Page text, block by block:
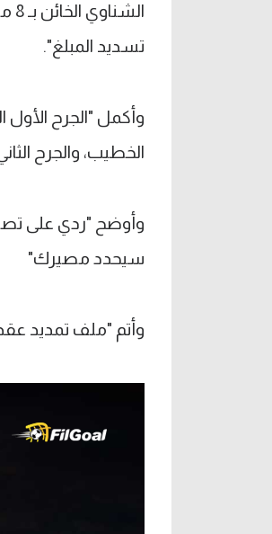
تسديد المبلغ".
وأكمل "الجرح
الخطيب، والجرح الثاني هو حصوله على 8 مليون
وأوضح "ردي على
سيحدد مصيرك"
وأتم "ملف تمديد